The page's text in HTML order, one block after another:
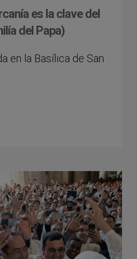
es la clave del
del Papa)
en la Basílica de San